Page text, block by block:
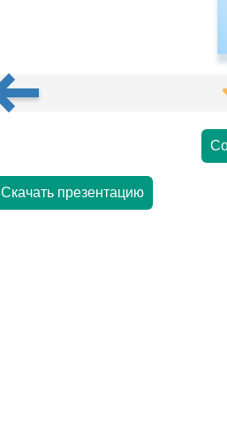
Скачать презентацию